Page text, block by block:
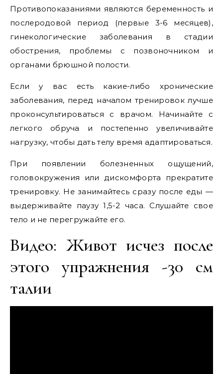
Противопоказаниями являются беременность и
послеродовой период (первые 3-6 месяцев),
гинекологические заболевания в стадии
обострения, проблемы с позвоночником и
органами брюшной полости.
Если у вас есть какие-либо хронические
заболевания, перед началом тренировок лучше
проконсультироваться с врачом. Начинайте с
легкого обруча и постепенно увеличивайте
нагрузку, чтобы дать телу время адаптироваться.
При появлении болезненных ощущений,
головокружения или дискомфорта прекратите
тренировку. Не занимайтесь сразу после еды —
выдерживайте паузу 1,5-2 часа. Слушайте свое
тело и не перегружайте его.
Видео: Живот исчез после
этого упражнения -30 см
талии